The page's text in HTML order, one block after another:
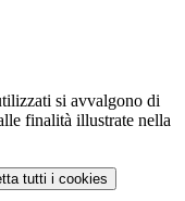
si avvalgono di
finalità illustrate nella
tutti i cookies